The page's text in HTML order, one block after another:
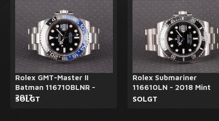
Rolex GMT-Master II
Batman 116710BLNR -
2017
SOLGT
Rolex Submariner
116610LN - 2018 Mint
SOLGT